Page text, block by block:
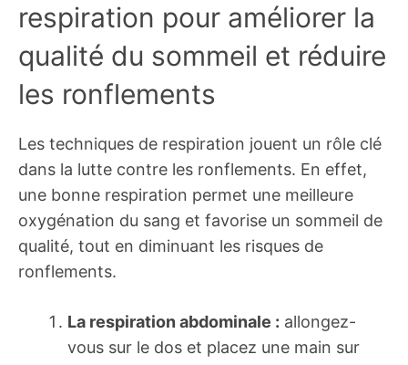
respiration pour améliorer la
qualité du sommeil et réduire
les ronflements
Les techniques de respiration jouent un rôle clé
dans la lutte contre les ronflements. En effet,
une bonne respiration permet une meilleure
oxygénation du sang et favorise un sommeil de
qualité, tout en diminuant les risques de
ronflements.
La respiration abdominale : allongez-
vous sur le dos et placez une main sur